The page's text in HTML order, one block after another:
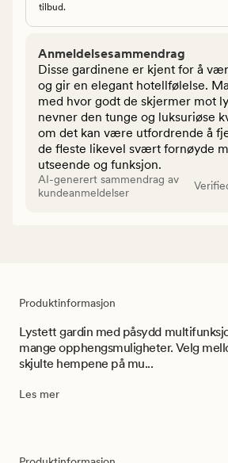
tilbud.
Anmeldelsesammendrag
Disse gardinene er kjent for å
og gir en elegant hotellfølelse.
med hvor godt de skjermer mot
nevner den tunge og luksuriøse
om det kan være utfordrende å
de fleste likevel svært fornøyde
utseende og funksjon.
AI-generert sammendrag av
kundeanmeldelser
Produktinformasjon
Lystett gardin med påsydd
mange opphengsmuligheter. Velg
skjulte hempene på mu...
Les mer